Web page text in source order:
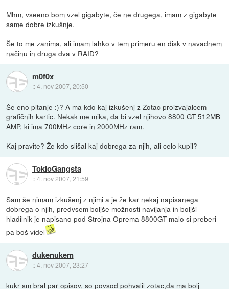
Mhm, vseeno bom vzel gigabyte, če ne drugega, imam z gigabyte
same dobre izkušnje.
Še to me zanima, ali imam lahko v tem primeru en disk v navadnem
načinu in druga dva v RAID?
m0f0x
::4. nov 2007, 20:50
Še eno pitanje :)? A ma kdo kaj izkušenj z Zotac proizvajalcem
grafičnih kartic. Nekak me mika, da bi vzel njihovo 8800 GT 512MB
AMP, ki ima 700MHz core in 2000MHz ram.
Kaj pravite? Že kdo slišal kaj dobrega za njih, ali celo kupil?
TokioGangsta
::4. nov 2007, 21:59
Sam še nimam izkušenj z njimi a je že kar nekaj napisanega
dobrega o njih, predvsem boljše možnosti navijanja in boljši
hladilnik je napisano pod Strojna Oprema 8800GT malo si preberi
pa boš videl
dukenukem
::4. nov 2007, 23:27
kukr sm bral par opisov, so povsod pohvalil zotac,da ma bolj